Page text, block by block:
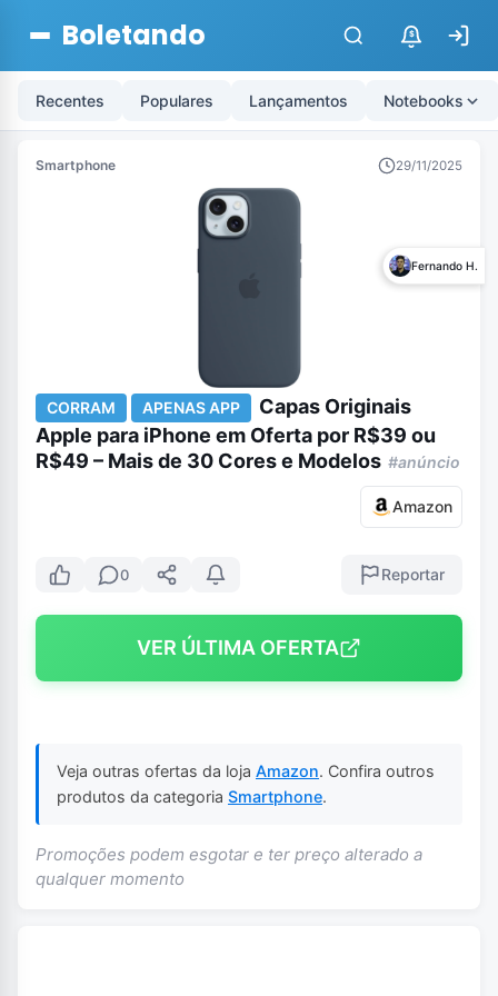
Boletando $
Recentes Populares Lançamentos Notebooks
Smartphone 29/11/2025
Fernando H.
CORRAM APENAS APP
Capas Originais
Apple para iPhone em Oferta por R$39 ou
R$49 – Mais de 30 Cores e Modelos #anúncio
Amazon
0 Reportar
VER ÚLTIMA OFERTA
Veja outras ofertas da loja Amazon. Confira outros
produtos da categoria Smartphone.
Promoções podem esgotar e ter preço alterado a
qualquer momento